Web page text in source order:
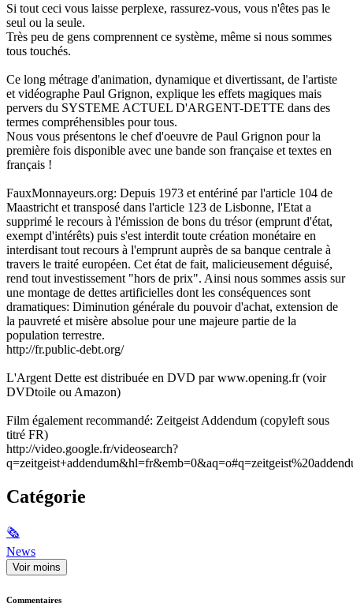
Si tout ceci vous laisse perplexe, rassurez-vous, vous n'êtes pas le
seul ou la seule.
Très peu de gens comprennent ce système, même si nous sommes
tous touchés.
Ce long métrage d'animation, dynamique et divertissant, de l'artiste
et vidéographe Paul Grignon, explique les effets magiques mais
pervers du SYSTEME ACTUEL D'ARGENT-DETTE dans des
termes compréhensibles pour tous.
Nous vous présentons le chef d'oeuvre de Paul Grignon pour la
première fois disponible avec une bande son française et textes en
français !
FauxMonnayeurs.org: Depuis 1973 et entériné par l'article 104 de
Maastricht et transposé dans l'article 123 de Lisbonne, l'Etat a
supprimé le recours à l'émission de bons du trésor (emprunt d'état,
exempt d'intérêts) puis s'est interdit toute création monétaire en
interdisant tout recours à l'emprunt auprès de sa banque centrale à
travers le traité européen. Cet état de fait, malicieusement déguisé,
rend tout investissement "hors de prix". Ainsi nous sommes assis sur
une montage de dettes artificielles dont les conséquences sont
dramatiques: Diminution générale du pouvoir d'achat, extension de
la pauvreté et misère absolue pour une majeure partie de la
population terrestre.
http://fr.public-debt.org/
L'Argent Dette est distribuée en DVD par www.opening.fr (voir
DVDtoile ou Amazon)
Film également recommandé: Zeitgeist Addendum (copyleft sous
titré FR)
http://video.google.fr/videosearch?
Catégorie
🗞
News
Voir moins
Commentaires